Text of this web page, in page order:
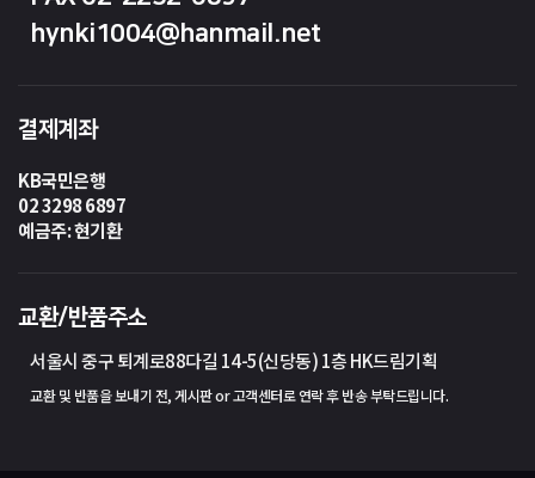
hynki1004@hanmail.net
결제계좌
KB국민은행
02 3298 6897
예금주: 현기환
교환/반품주소
서울시 중구 퇴계로88다길 14-5(신당동) 1층 HK드림기획
교환 및 반품을 보내기 전, 게시판 or 고객센터로 연락 후 반송 부탁드립니다.